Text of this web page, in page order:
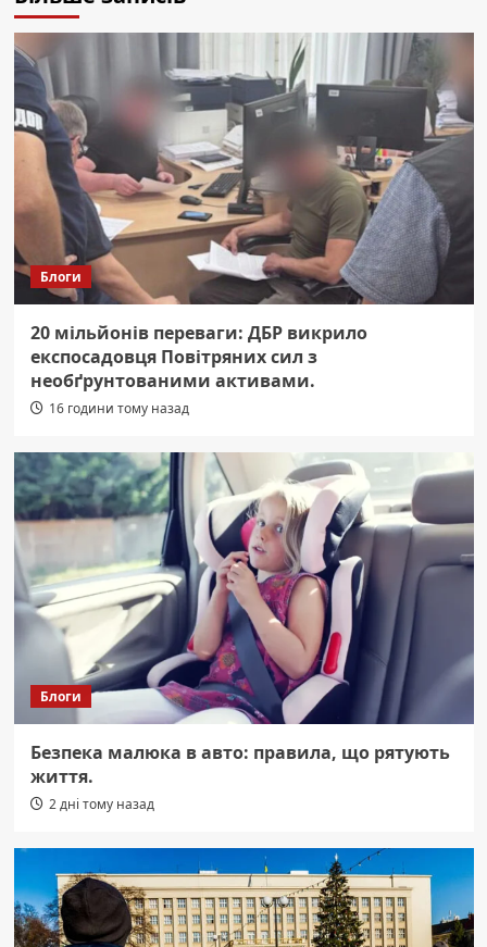
Блоги
20 мільйонів переваги: ДБР викрило
експосадовця Повітряних сил з
необґрунтованими активами.
16 години тому назад
Блоги
Безпека малюка в авто: правила, що рятують
життя.
2 дні тому назад